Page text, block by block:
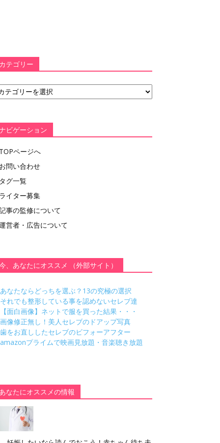
カテゴリー
ビゲーション
TOPページへ
お問い合わせ
タグ一覧
ライター募集
事の監修について
営者・広告について
、あなたにオススメ （外部サイト）
あなたならどっちを選ぶ？13の究極の選択
それでも整形している事を認めないセレブ達
【面白画像】ネットで服を買った結果・・・
画像修正無し！美人セレブのドアップ写真
歯をお直ししたセレブのビフォーアフター
amazonプライムで映画見放題・音楽聴き放題
あなたにオススメの情報